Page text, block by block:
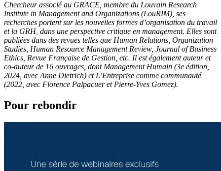
Chercheur associé au GRACE, membre du Louvain Research
Institute in Management and Organizations (LouRIM), ses
recherches portent sur les nouvelles formes d’organisation du travail
et la GRH, dans une perspective critique en management. Elles sont
publiées dans des revues telles que Human Relations, Organization
Studies, Human Resource Management Review, Journal of Business
Ethics, Revue Française de Gestion, etc. Il est également auteur et
co-auteur de 16 ouvrages, dont Management Humain (3e édition,
2024, avec Anne Dietrich) et L’Entreprise comme communauté
(2022, avec Florence Palpacuer et Pierre-Yves Gomez).
Pour rebondir